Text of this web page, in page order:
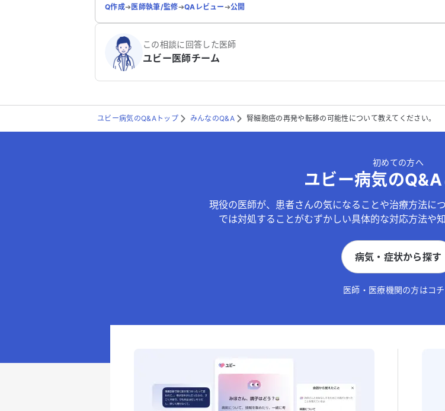
Q作成➔医師執筆/監修➔QAレビュー➔公開
この相談に回答した医師
ユビー医師チーム
ユビー病気のQ&Aトップ みんなのQ&A 腎細胞癌の再発や転移の可能性について教えてください。
初めての方へ
ユビー病気のQ&A
現役の医師が、患者さんの気になることや治療方法に
では対処することがむずかしい具体的な対応方法や
病気・症状から探す
医師・医療機関の方はコ